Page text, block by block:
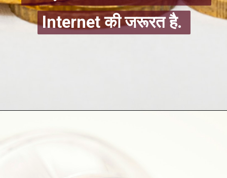
Internet की जरूरत है.
Internet की जरूरत है.